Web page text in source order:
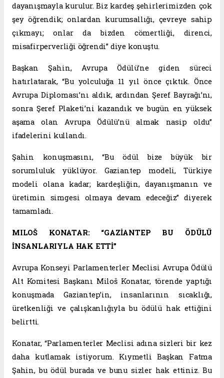
dayanışmayla kurulur. Biz kardeş şehirlerimizden çok
şey öğrendik; onlardan kurumsallığı, çevreye sahip
çıkmayı; onlar da bizden cömertliği, direnci,
misafirperverliği öğrendi” diye konuştu.
Başkan Şahin, Avrupa Ödülü’ne giden süreci
hatırlatarak, “Bu yolculuğa 11 yıl önce çıktık. Önce
Avrupa Diploması’nı aldık, ardından Şeref Bayrağı’nı,
sonra Şeref Plaketi’ni kazandık ve bugün en yüksek
aşama olan Avrupa Ödülü’nü almak nasip oldu”
ifadelerini kullandı.
Şahin konuşmasını, “Bu ödül bize büyük bir
sorumluluk yüklüyor. Gaziantep modeli, Türkiye
modeli olana kadar; kardeşliğin, dayanışmanın ve
üretimin simgesi olmaya devam edeceğiz” diyerek
tamamladı.
MILOŠ KONATAR: “GAZİANTEP BU ÖDÜLÜ
İNSANLARIYLA HAK ETTİ”
Avrupa Konseyi Parlamenterler Meclisi Avrupa Ödülü
Alt Komitesi Başkanı Miloš Konatar, törende yaptığı
konuşmada Gaziantep’in, insanlarının sıcaklığı,
üretkenliği ve çalışkanlığıyla bu ödülü hak ettiğini
belirtti.
Konatar, “Parlamenterler Meclisi adına sizleri bir kez
daha kutlamak istiyorum. Kıymetli Başkan Fatma
Şahin, bu ödül burada ve bunu sizler hak ettiniz. Bu